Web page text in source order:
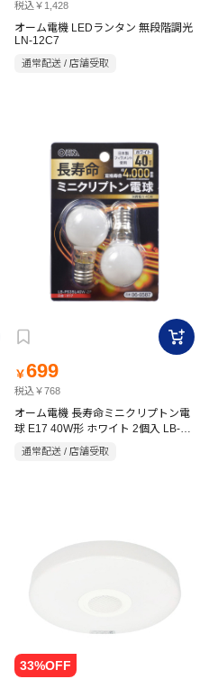
税込￥1,428
オーム電機 LEDランタン 無段階調光
LN-12C7
通常配送 / 店舗受取
￥699
税込￥768
オーム電機 長寿命ミニクリプトン電
球 E17 40W形 ホワイト 2個入 LB-
通常配送 / 店舗受取